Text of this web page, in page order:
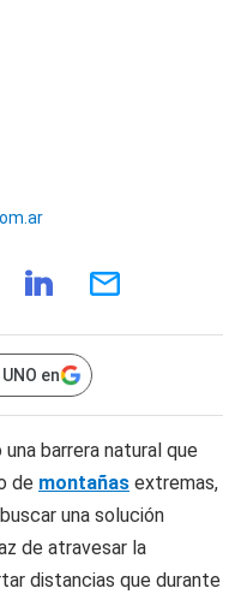
en
barrera natural que
de montañas extremas,
una solución
de atravesar la
distancias que durante